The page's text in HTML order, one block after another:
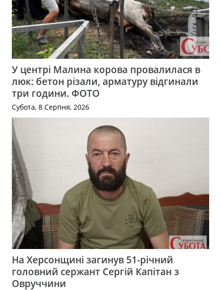
У центрі Малина корова провалилася в
люк: бетон різали, арматуру відгинали
три години. ФОТО
Субота, 8 Серпня, 2026
На Херсонщині загинув 51-річний
головний сержант Сергій Капітан з
Овруччини